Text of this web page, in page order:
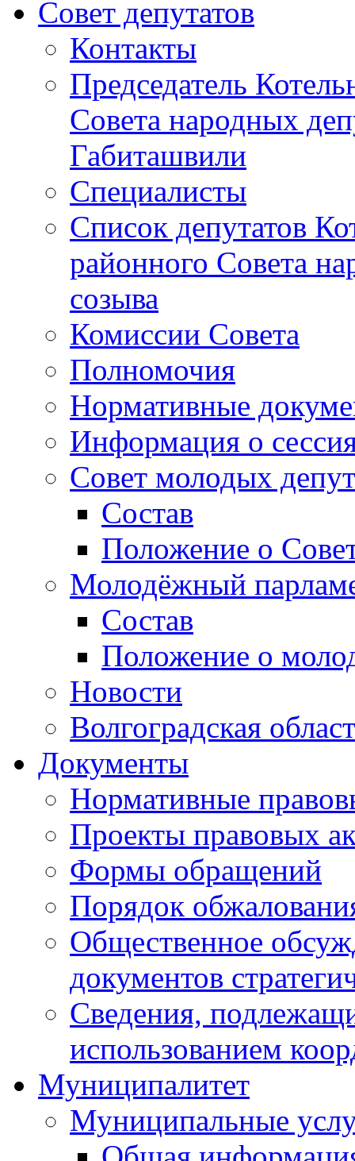
Совет депутатов
Контакты
Председатель
Совета народных
Габиташвили
Специалисты
Список депутатов
районного Совета
созыва
Комиссии Совета
Полномочия
Нормативные
Информация о
Совет молодых
Состав
Положение о
Молодёжный
Состав
Положение о
Новости
Волгоградская
Документы
Нормативные
Проекты правовых
Формы обращений
Порядок
Общественное
документов
Сведения,
использованием
Муниципалитет
Муниципальные